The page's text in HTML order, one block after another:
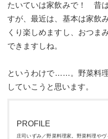
たいていは家飲みで！ 昔
すが、最近は、基本は家飲
くり楽しめますし、おつま
できますしね。
というわけで……。野菜料
していこうと思います。
PROFILE
庄司いずみ／野菜料理家。野菜料理や